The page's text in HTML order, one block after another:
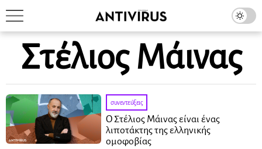
Στέλιος Μάινας
συνεντεύξεις
O Στέλιος Μάινας είναι ένας
λιποτάκτης της ελληνικής
ομοφοβίας